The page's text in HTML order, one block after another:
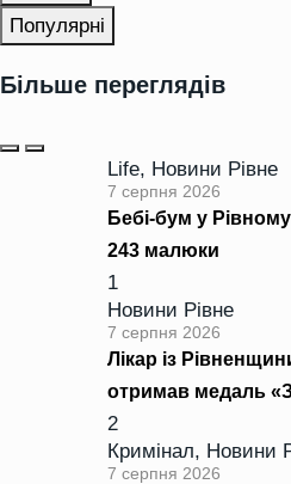
Популярні
Більше переглядів
Life, Новини Рівне
7 серпня 2026
Бебі-бум у
243 малюки
1
Новини Рівне
7 серпня 2026
Лікар із
отримав медаль
2
Кримінал, Новини
7 серпня 2026